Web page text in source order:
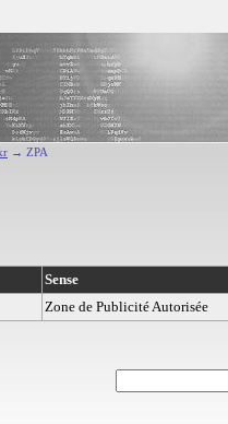
→ ZPA
Sense
Zone de Publicité Autorisée